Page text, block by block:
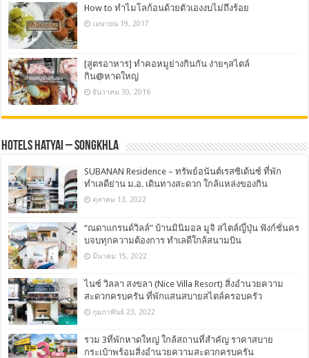
How to ทำไมโลก้อนด้วยตัวเองงบไม่ถึงร้อย
เมษายน 19, 2017
[สูตรอาหาร] ทำคอหมูย่างกินกัน ง่ายๆสไตล์
กิน@หาดใหญ่
ธันวาคม 30, 2016
Hotels Hatyai – Songkhla
SUBANAN Residence – ทรัพย์อนันต์เรสซิเด้นซ์ ที่พัก
ทำเลดีย่าน ม.อ. เดินทางสะดวก ใกล้แหล่งของกิน
ตุลาคม 13, 2022
“ณดาแกรนด์วิลล์” บ้านมินิมอล มูจิ สไตล์ญี่ปุ่น ฟังก์ชั่นคร
บจบทุกความต้องการ ทำเลดีใกล้สนามบิน
มีนาคม 15, 2022
ไนซ์ วิลลา สงขลา (Nice Villa Resort) สิ่งอำนวยความ
สะดวกครบครัน ที่พักแสนสบายสไตล์ครอบครัว
กุมภาพันธ์ 23, 2022
รวม 3ที่พักหาดใหญ่ ใกล้สถานที่สำคัญ ราคาสบาย
กระเป๋าพร้อมสิ่งอำนวยความสะดวกครบครัน